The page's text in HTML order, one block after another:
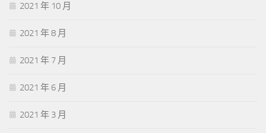
2021 年 10 月
2021 年 8 月
2021 年 7 月
2021 年 6 月
2021 年 3 月